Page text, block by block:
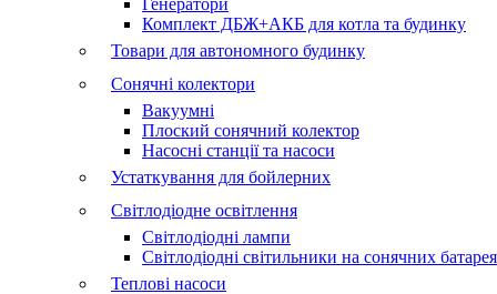
Генератори
Комплект ДБЖ+АКБ для котла та будинку
Товари для автономного будинку
Сонячні колектори
Вакуумні
Плоский сонячний колектор
Насосні станції та насоси
Устаткування для бойлерних
Світлодіодне освітлення
Світлодіодні лампи
Світлодіодні світильники на сонячних
Теплові насоси